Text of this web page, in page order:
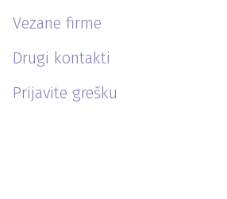
Vezane firme
Drugi kontakti
Prijavite grešku